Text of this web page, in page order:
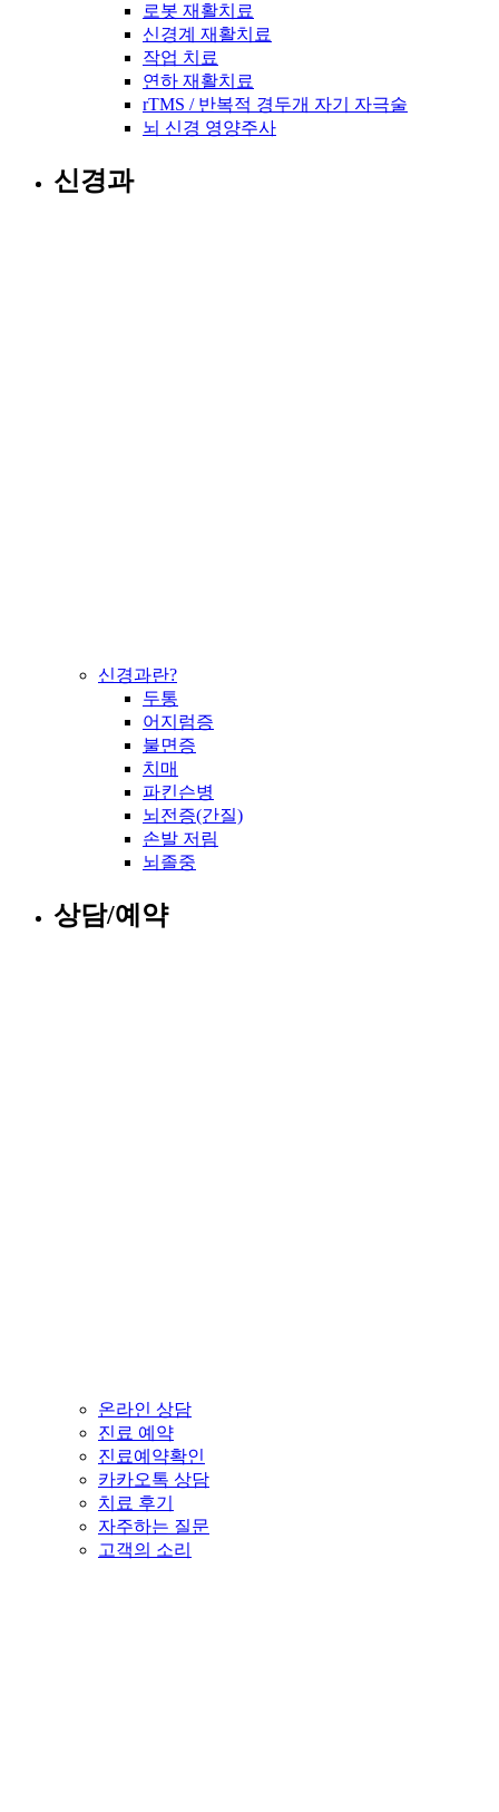
로봇 재활치료
신경계 재활치료
작업 치료
연하 재활치료
rTMS / 반복적 경두개 자기 자극술
뇌 신경 영양주사
신경과
신경과란?
두통
어지럼증
불면증
치매
파킨슨병
뇌전증(간질)
손발 저림
뇌졸중
상담/예약
온라인 상담
진료 예약
진료예약확인
카카오톡 상담
치료 후기
자주하는 질문
고객의 소리